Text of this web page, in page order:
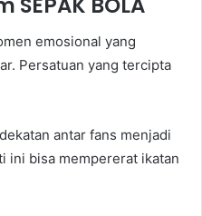
emosional yang
Persatuan yang tercipta
antar fans menjadi
ini bisa mempererat ikatan